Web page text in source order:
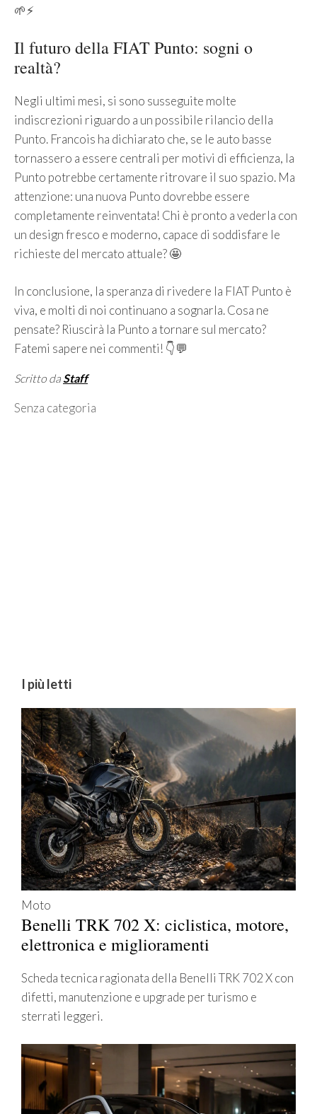
🌱⚡
Il futuro della FIAT Punto: sogni o
realtà?
Negli ultimi mesi, si sono susseguite molte
indiscrezioni riguardo a un possibile rilancio della
Punto. Francois ha dichiarato che, se le auto basse
tornassero a essere centrali per motivi di efficienza, la
Punto potrebbe certamente ritrovare il suo spazio. Ma
attenzione: una nuova Punto dovrebbe essere
completamente reinventata! Chi è pronto a vederla con
un design fresco e moderno, capace di soddisfare le
richieste del mercato attuale? 🤩
In conclusione, la speranza di rivedere la FIAT Punto è
viva, e molti di noi continuano a sognarla. Cosa ne
pensate? Riuscirà la Punto a tornare sul mercato?
Fatemi sapere nei commenti! 👇💬
Scritto da Staff
Categorie
Senza categoria
I più letti
Moto
Benelli TRK 702 X: ciclistica, motore,
elettronica e miglioramenti
Scheda tecnica ragionata della Benelli TRK 702 X con
difetti, manutenzione e upgrade per turismo e
sterrati leggeri.